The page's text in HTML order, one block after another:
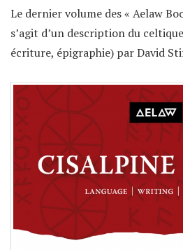
Le dernier volume des « Aelaw
s’agit d’un description du
écriture, épigraphie) par David